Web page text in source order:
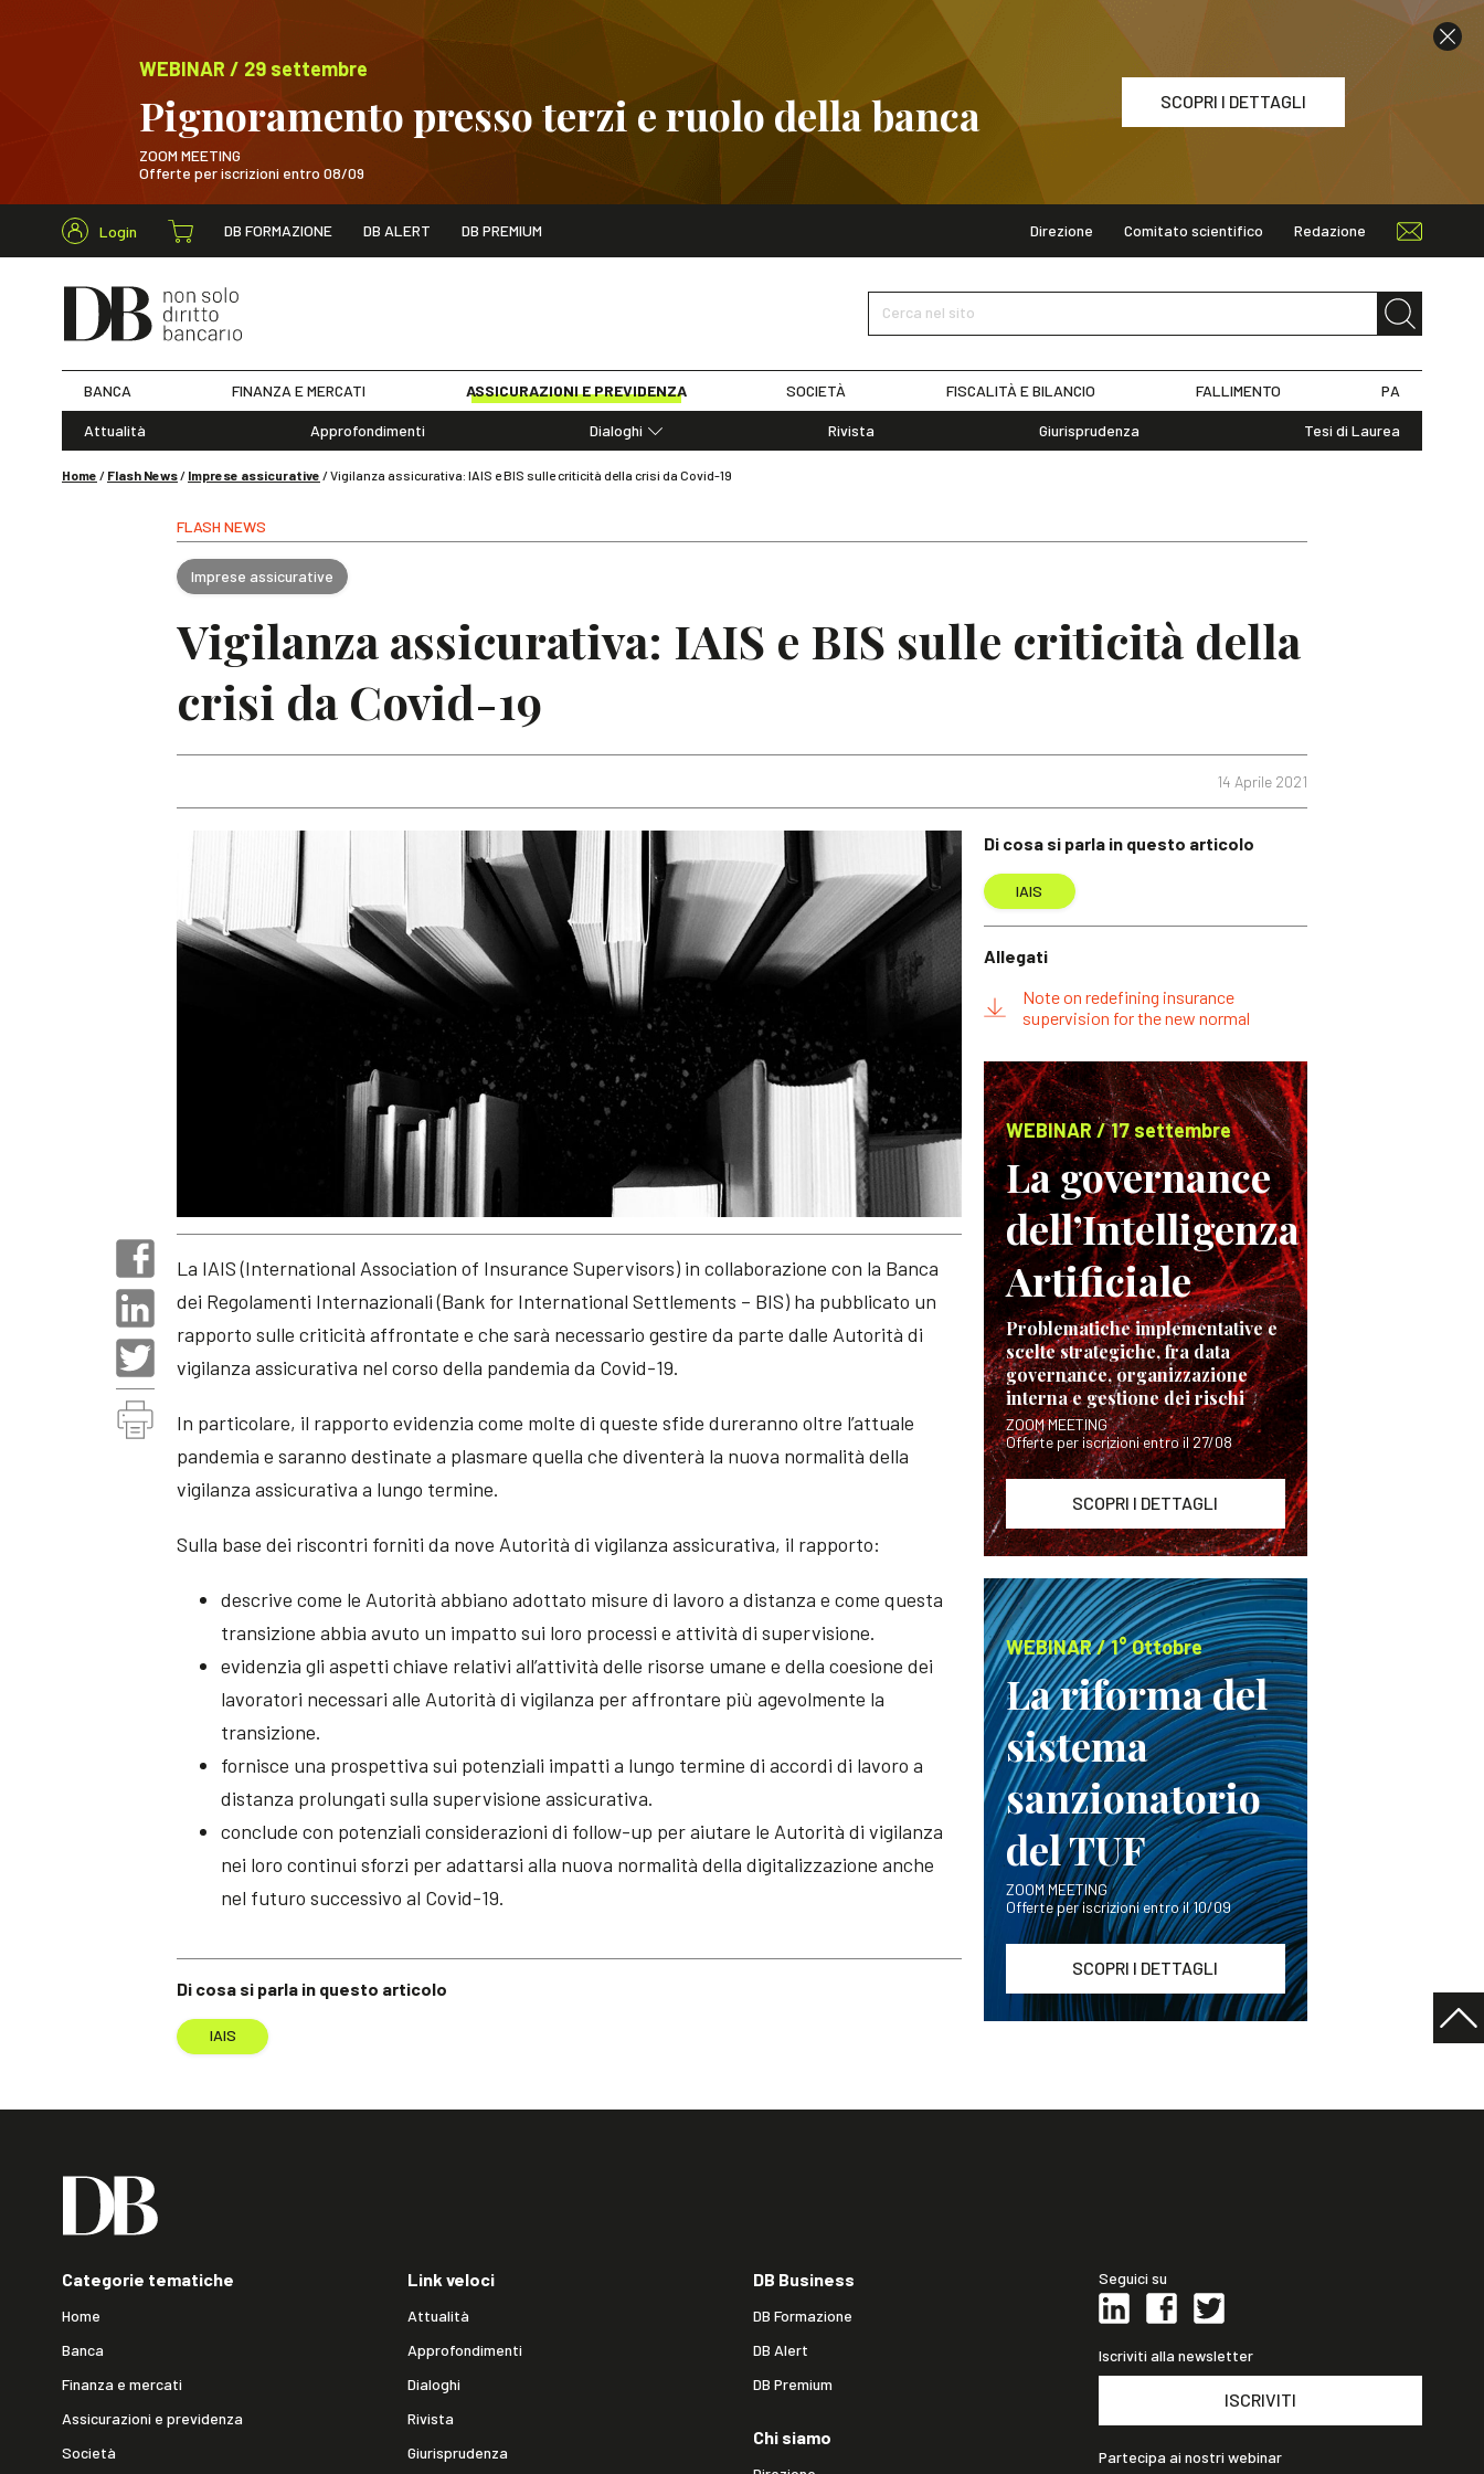
WEBINAR / 29 settembre
Pignoramento presso terzi e ruolo della banca
ZOOM MEETING
Offerte per iscrizioni entro 08/09
SCOPRI I DETTAGLI
WEBINAR / 29 settembre SCOPRI I DETTAGLI
Login DB FORMAZIONE DB ALERT DB PREMIUM Direzione Comitato scientifico Redazione
Cerca nel sito
Cerca nel sito
BANCA FINANZA E MERCATI ASSICURAZIONI E PREVIDENZA SOCIETÀ FISCALITÀ E BILANCIO FALLIMENTO PA
Attualità Approfondimenti
Dialoghi
Rivista Giurisprudenza Tesi di Laurea
Home / Flash News/ Imprese assicurative /Vigilanza assicurativa: IAIS e BIS sulle criticità della crisi da Covid-19
FLASH NEWS
Imprese assicurative
Vigilanza assicurativa: IAIS e BIS sulle criticità della
crisi da Covid-19
14 Aprile 2021
Di cosa si parla in questo articolo
IAIS
La IAIS (International Association of Insurance Supervisors) in collaborazione con la Banca
dei Regolamenti Internazionali (Bank for International Settlements – BIS) ha pubblicato un
rapporto sulle criticità affrontate e che sarà necessario gestire da parte dalle Autorità di
vigilanza assicurativa nel corso della pandemia da Covid-19.
In particolare, il rapporto evidenzia come molte di queste sfide dureranno oltre l’attuale
pandemia e saranno destinate a plasmare quella che diventerà la nuova normalità della
vigilanza assicurativa a lungo termine.
Sulla base dei riscontri forniti da nove Autorità di vigilanza assicurativa, il rapporto:
descrive come le Autorità abbiano adottato misure di lavoro a distanza e come questa
transizione abbia avuto un impatto sui loro processi e attività di supervisione.
evidenzia gli aspetti chiave relativi all’attività delle risorse umane e della coesione dei
lavoratori necessari alle Autorità di vigilanza per affrontare più agevolmente la
transizione.
fornisce una prospettiva sui potenziali impatti a lungo termine di accordi di lavoro a
distanza prolungati sulla supervisione assicurativa.
conclude con potenziali considerazioni di follow-up per aiutare le Autorità di vigilanza
nei loro continui sforzi per adattarsi alla nuova normalità della digitalizzazione anche
nel futuro successivo al Covid-19.
Di cosa si parla in questo articolo
IAIS
Allegati
Note on redefining insurance
supervision for the new normal
WEBINAR / 17 settembre
La governance
dell’Intelligenza
Artificiale
Problematiche implementative e
scelte strategiche, fra data
governance, organizzazione
interna e gestione dei rischi
ZOOM MEETING
Offerte per iscrizioni entro il 27/08
SCOPRI I DETTAGLI
WEBINAR / 1° Ottobre
La riforma del
sistema
sanzionatorio
del TUF
ZOOM MEETING
Offerte per iscrizioni entro il 10/09
SCOPRI I DETTAGLI
Categorie tematiche
Home
Banca
Finanza e mercati
Assicurazioni e previdenza
Società
Link veloci
Attualità
Approfondimenti
Dialoghi
Rivista
Giurisprudenza
DB Business
DB Formazione
DB Alert
DB Premium
Chi siamo
Seguici su
Iscriviti alla newsletter
ISCRIVITI
Partecipa ai nostri webinar